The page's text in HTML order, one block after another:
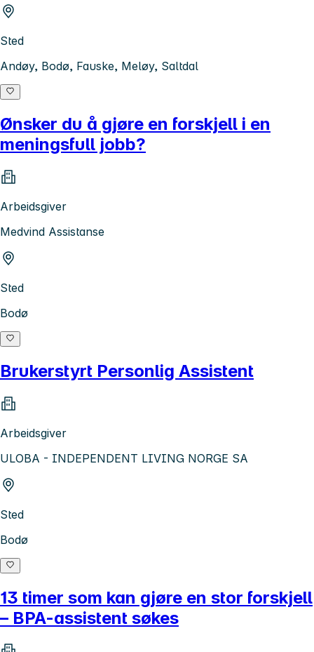
Sted
Andøy, Bodø, Fauske, Meløy, Saltdal
Ønsker du å gjøre en forskjell i en
meningsfull jobb?
Arbeidsgiver
Medvind Assistanse
Sted
Bodø
Brukerstyrt Personlig Assistent
Arbeidsgiver
ULOBA - INDEPENDENT LIVING NORGE SA
Sted
Bodø
13 timer som kan gjøre en stor forskjell
– BPA-assistent søkes